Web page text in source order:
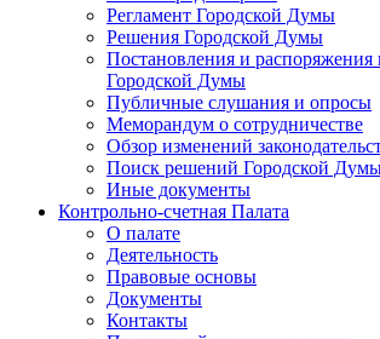
Регламент Городской Думы
Решения Городской Думы
Постановления и распоряжения
Городской Думы
Публичные слушания и опросы
Меморандум о сотрудничестве
Обзор изменений
Поиск решений Городской
Иные документы
Контрольно-счетная Палата
О палате
Деятельность
Правовые основы
Документы
Контакты